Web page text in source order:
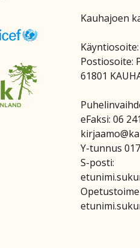
Kauhajoen
Postiosoite:
61801
eFaksi: 06
Y-tunnus
S-posti: